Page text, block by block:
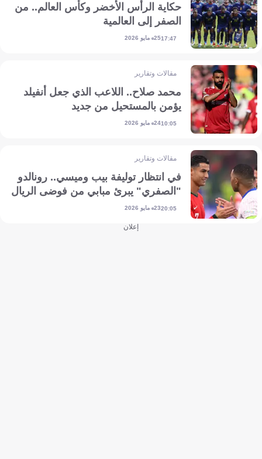
حكاية الرأس الأخضر وكأس العالم.. من
الصفر إلى العالمية
17:4725 مايو 2026
مقالات وتقارير
محمد صلاح.. اللاعب الذي جعل أنفيلد
يؤمن بالمستحيل من جديد
10:0524 مايو 2026
مقالات وتقارير
في انتظار توليفة بيب وميسي.. رونالدو
"الصفري" يبرئ مبابي من فوضى الريال
20:0523 مايو 2026
إعلان